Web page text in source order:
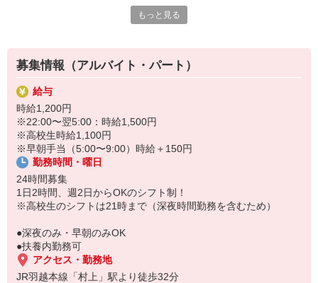
将来を考えている方は必見です。
与兵衛、オリーブの丘、焼肉いちばんなどを経営しているゼンシ
ョーグループ！
その中のひとつ『すき家』でお仕事しませんか？
あなたの笑顔で！
すばやく提供！
他にも、食材の調整や金銭管理、新しく入社したクルーの研修など
様々なお仕事があります。
セルフオーダー、セルフ会計で、現金の受け渡しはほとんどありま
せん。※一部店舗を除く
取り間違いもなく安心でスムーズ♪
マニュアルも用意していますので飲食店が初めての方でも大丈夫！
もちろん先輩クルーがしっかり教えてくれるので安心してくださ
い。
もっと見る
募集情報（アルバイト・パート）
給与
時給1,200円
※22:00〜翌5:00：時給1,500円
※高校生時給1,100円
※早朝手当（5:00〜9:00）時給＋150円
勤務時間・曜日
24時間募集
1日2時間、週2日からOKのシフト制！
※高校生のシフトは21時まで（深夜時間勤務を含むため）
●深夜のみ・早朝のみOK
●扶養内勤務可
アクセス・勤務地
JR羽越本線「村上」駅より徒歩32分